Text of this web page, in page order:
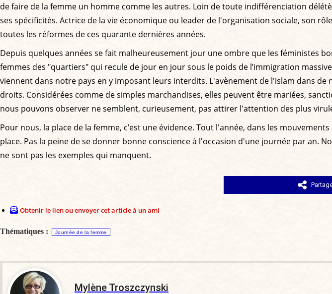
de faire de la femme un homme comme les autres. Loin de toute indifférenciation
ses spécificités. Actrice de la vie économique ou leader de l'organisation sociale, son
toutes les réformes de ces quarante dernières années.
Depuis quelques années se fait malheureusement jour une ombre que les féministes
femmes des "quartiers" qui recule de jour en jour sous le poids de l’immigration
viennent dans notre pays en y imposant leurs interdits. L'avènement de l'islam dans
droits. Considérées comme de simples marchandises, elles peuvent être mariées,
nous pouvons observer ne semblent, curieusement, pas attirer l'attention des plus
Pour nous, la place de la femme, c’est une évidence. Tout l'année, dans les
place. Pas la peine de se donner bonne conscience à l'occasion d'une journée par
ne sont pas les exemples qui manquent.
Obtenir le lien ou envoyer cet article à un ami
Thématiques : Journée de la femme
Mylène Troszczynski